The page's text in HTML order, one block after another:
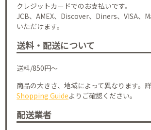
クレジットカードでのお支払いです。
JCB、AMEX、Discover、Diners、VISA、
いただけます。
送料・配送について
送料/850円～
商品の大きさ、地域によって異なります。
Shopping Guideよりご確認ください。
配送業者